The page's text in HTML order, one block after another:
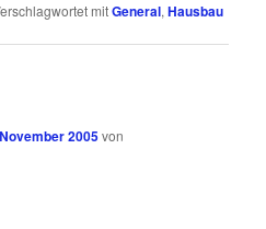
mitGeneral,Hausbau
2005von